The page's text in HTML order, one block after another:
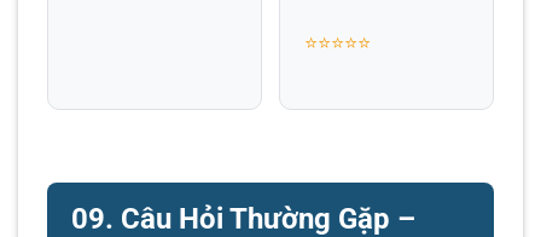
⭐⭐⭐⭐⭐
09. Câu Hỏi Thường Gặp –